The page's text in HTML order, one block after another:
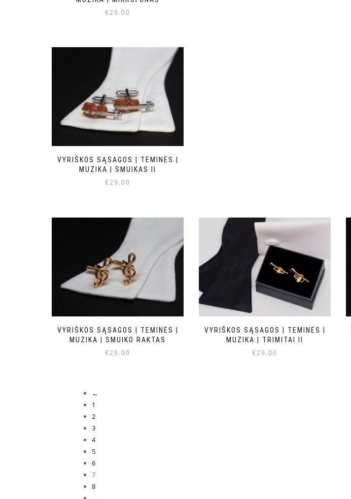
€29.00
VYRIŠKOS SĄSAGOS | TEMINĖS |
MUZIKA | SMUIKAS II
€29.00
VYRIŠKOS SĄSAGOS | TEMINĖS |
MUZIKA | SMUIKO RAKTAS
€29.00
VYRIŠKOS SĄSAGOS | TEMINĖS |
MUZIKA | TRIMITAI II
€29.00
←
1
2
3
4
5
6
7
8